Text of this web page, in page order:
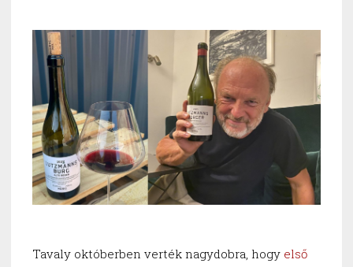
Tavaly októberben verték nagydobra, hogy első